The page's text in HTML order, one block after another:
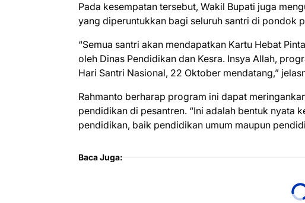
Pada kesempatan tersebut, Wakil Bupati juga
yang diperuntukkan bagi seluruh santri di pondok
“Semua santri akan mendapatkan Kartu Hebat
oleh Dinas Pendidikan dan Kesra. Insya Allah,
Hari Santri Nasional, 22 Oktober mendatang,”
Rahmanto berharap program ini dapat
pendidikan di pesantren. “Ini adalah bentuk nyata
pendidikan, baik pendidikan umum maupun
Baca Juga: